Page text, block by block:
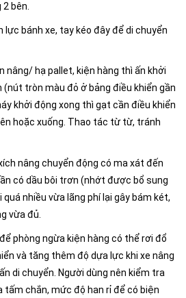
2 bên.
lực bánh xe, tay kéo đây để di chuyển
nâng/ hạ pallet, kiện hàng thì ấn khởi
(nút tròn màu đỏ ở bảng điều khiển gần
khởi động xong thì gạt cần điều khiển
hoặc xuống. Thao tác từ từ, tránh
nâng chuyển động có ma xát đến
có dầu bôi trơn (nhớt được bổ sung
quá nhiều vừa lãng phí lại gây bám két,
vừa đủ.
phòng ngừa kiện hàng có thể rơi đổ
và tăng thêm độ dựa lực khi xe nâng
di chuyển. Người dùng nên kiểm tra
tấm chắn, mức độ han rỉ để có biện